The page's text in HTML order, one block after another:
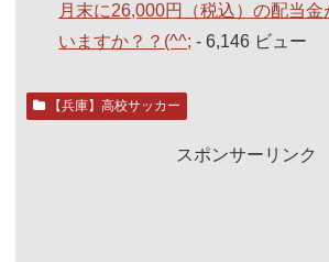
月末に26,000円（税込）の配当
いますか？？(^^; - 6,146 ビュー
【兵庫】高校サッカー
スポンサーリンク